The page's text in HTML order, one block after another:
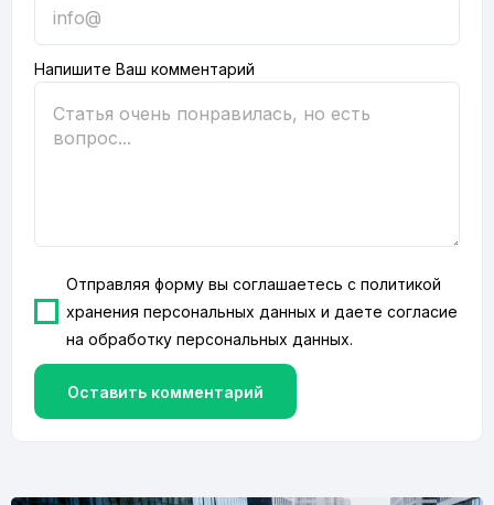
Напишите Ваш комментарий
Отправляя форму вы соглашаетесь сполитикой
хранения персональных данных и даете согласие
наобработку персональных данных.
Оставить комментарий